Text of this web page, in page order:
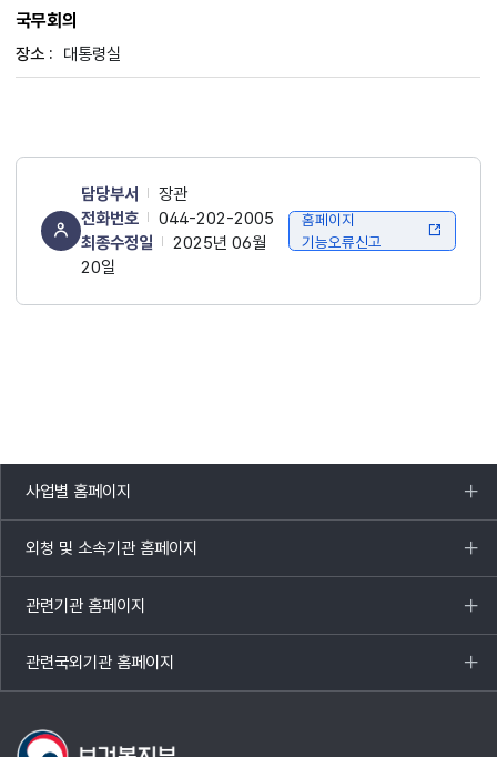
국무회의
대통령실
담당부서
장관
전화번호
044-202-2005
최종수정일
2025년 06월
20일
홈페이지
기능오류신고
사업별 홈페이지
목록
열기
외청 및 소속기관 홈페이지
목록
열기
관련기관 홈페이지
목록
열기
관련국외기관 홈페이지
목록
열기